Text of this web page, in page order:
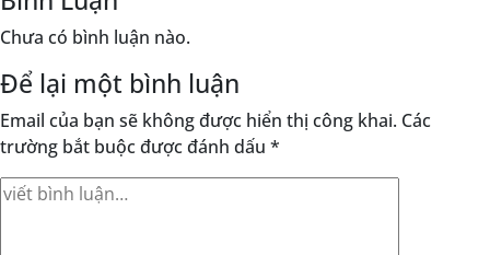
Chưa có bình luận nào.
Để lại một bình luận
Email của bạn sẽ không được hiển thị công khai. Các
trường bắt buộc được đánh dấu *